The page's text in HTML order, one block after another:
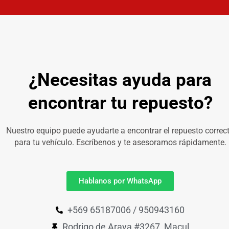
¿Necesitas ayuda para
encontrar tu repuesto?
Nuestro equipo puede ayudarte a encontrar el repuesto
para tu vehículo. Escríbenos y te asesoramos rápidamente.
Hablanos por WhatsApp
+569 65187006 / 950943160
Rodrigo de Araya #3267, Macul